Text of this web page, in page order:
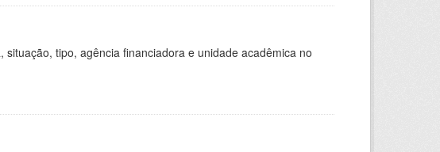
tipo, agência financiadora e unidade acadêmica no